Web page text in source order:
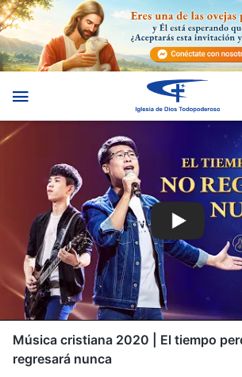
Música cristiana 2020 | El tiempo
regresará nunca